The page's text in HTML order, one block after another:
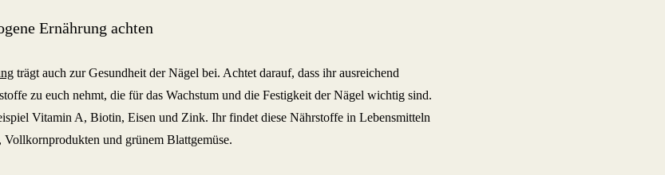
Ernährung achten
trägt auch zur Gesundheit der Nägel bei. Achtet darauf, dass ihr ausreichend
zu euch nehmt, die für das Wachstum und die Festigkeit der Nägel wichtig sind.
Vitamin A, Biotin, Eisen und Zink. Ihr findet diese Nährstoffe in Lebensmitteln
und grünem Blattgemüse.